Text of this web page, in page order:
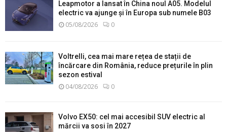
Leapmotor a lansat în China noul A05. Modelul
electric va ajunge și în Europa sub numele B03
05/08/2026 0
Voltrelli, cea mai mare rețea de stații de
încărcare din România, reduce prețurile în plin
sezon estival
04/08/2026 0
Volvo EX50: cel mai accesibil SUV electric al
mărcii va sosi în 2027